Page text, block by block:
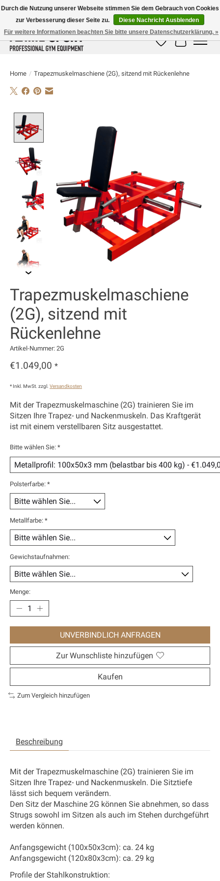
E-MAIL:info@flame-sport.deTEL.: +49 1525 9705 011
Wunschzettel
Ihr
Home / Trapezmuskelmaschiene (2G), sitzend mit Rückenlehne
Trapezmuskelmaschiene
(2G), sitzend mit
Rückenlehne
Artikel-Nummer: 2G
€1.049,00 *
* Inkl. MwSt. zzgl. Versandkosten
Mit der Trapezmuskelmaschine (2G) trainieren Sie im
Sitzen Ihre Trapez- und Nackenmuskeln. Das Kraftgerät
ist mit einem verstellbaren Sitz ausgestattet.
Bitte wählen Sie: *
Polsterfarbe: *
Metallfarbe: *
Gewichstaufnahmen:
Menge:
UNVERBINDLICH ANFRAGEN
Zur Wunschliste hinzufügen
Kaufen
Zum Vergleich hinzufügen
Beschreibung
Mit der Trapezmuskelmaschine (2G) trainieren Sie im
Sitzen Ihre Trapez- und Nackenmuskeln. Die Sitztiefe
lässt sich bequem verändern.
Den Sitz der Maschine 2G können Sie abnehmen, so dass
Strugs sowohl im Sitzen als auch im Stehen durchgeführt
werden können.
Anfangsgewicht (100x50x3cm): ca. 24 kg
Anfangsgewicht (120x80x3cm): ca. 29 kg
Profile der Stahlkonstruktion:
Durch die Nutzung unserer Webseite stimmen Sie dem Gebrauch von Cookies
zur Verbesserung dieser Seite zu.
Diese Nachricht Ausblenden
Für weitere Informationen beachten Sie bitte unsere Datenschutzerklärung. »